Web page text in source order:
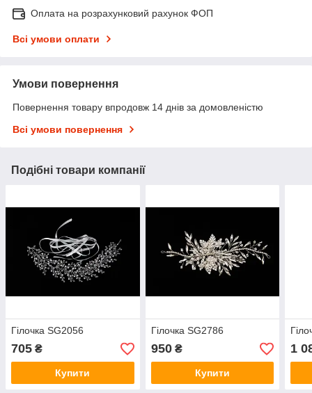
Оплата на розрахунковий рахунок ФОП
Всі умови оплати
Умови повернення
Повернення товару впродовж 14 днів за домовленістю
Всі умови повернення
Подібні товари компанії
Гілочка SG2056
705 ₴
Купити
Гілочка SG2786
950₴
Купити
1